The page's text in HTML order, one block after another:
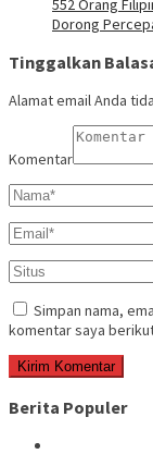
552 Orang
Dorong
Tinggalkan
Alamat email Anda
Komentar
Simpan nama,
komentar saya
Berita Populer